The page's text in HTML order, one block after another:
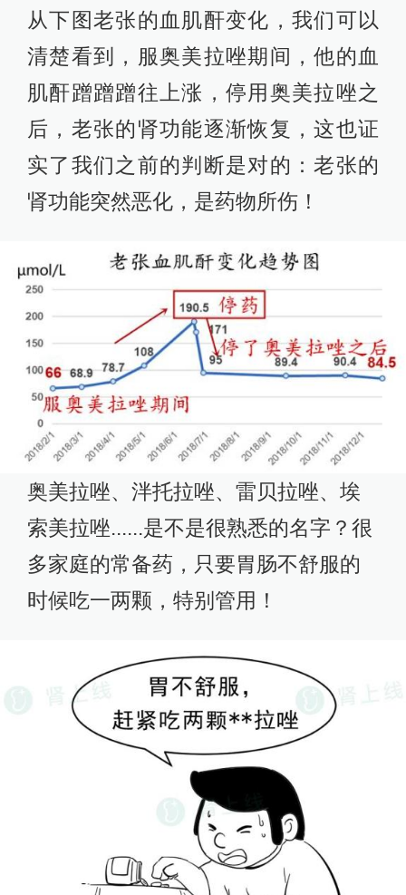
从下图老张的血肌酐变化，我们可以
清楚看到，服奥美拉唑期间，他的血
肌酐蹭蹭蹭往上涨，停用奥美拉唑之
后，老张的肾功能逐渐恢复，这也证
实了我们之前的判断是对的：老张的
肾功能突然恶化，是药物所伤！
奥美拉唑、泮托拉唑、雷贝拉唑、埃
索美拉唑......是不是很熟悉的名字？很
多家庭的常备药，只要胃肠不舒服的
时候吃一两颗，特别管用！